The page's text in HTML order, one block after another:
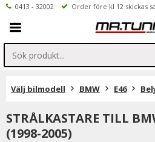
0413 - 32002 Order före kl 12 skickas
Välj bilmodell BMW E46
STRÅLKASTARE TILL
(1998-2005)